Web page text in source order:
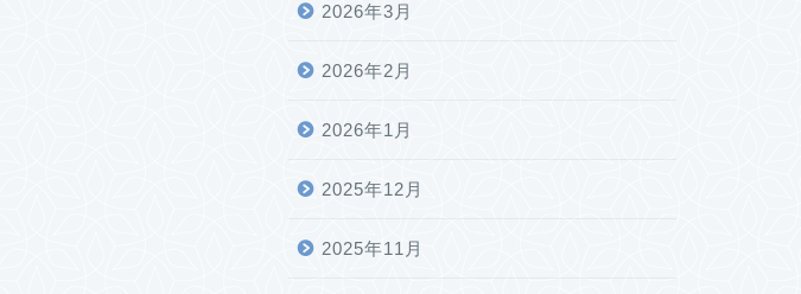
2026年3月
2026年2月
2026年1月
2025年12月
2025年11月